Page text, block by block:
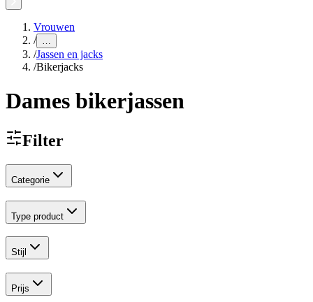
Vrouwen
/ …
/Jassen en jacks
/Bikerjacks
Dames bikerjassen
Filter
Categorie
Type product
Stijl
Prijs